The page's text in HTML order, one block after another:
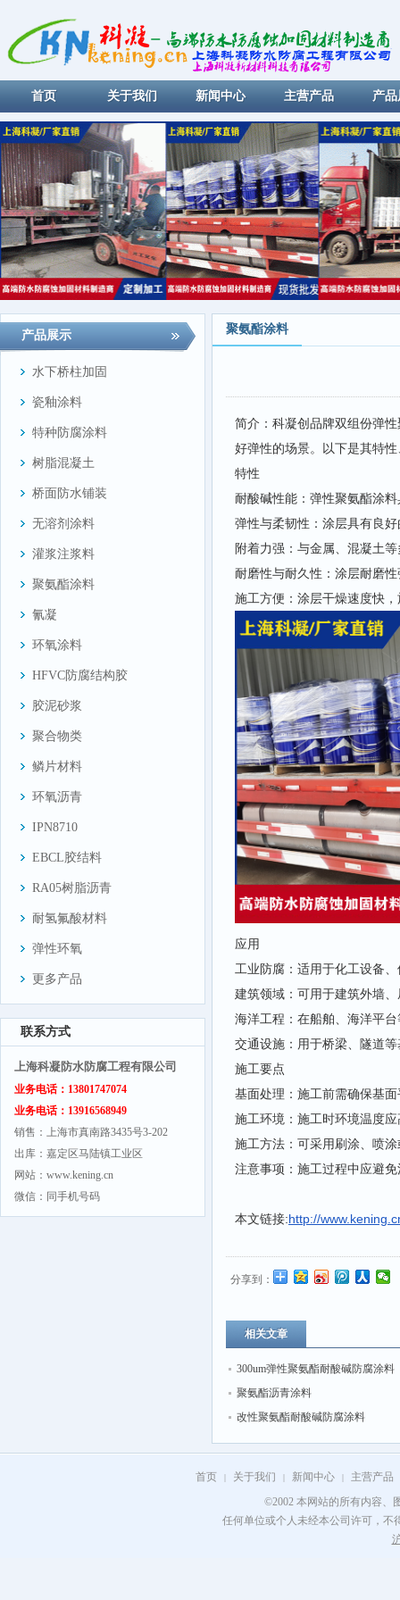
首页 关于我们 新闻中心 主营产品 产品
产品展示
水下桥柱加固
瓷釉涂料
特种防腐涂料
树脂混凝土
桥面防水铺装
无溶剂涂料
灌浆注浆料
聚氨酯涂料
氰凝
环氧涂料
HFVC防腐结构胶
胶泥砂浆
聚合物类
鳞片材料
环氧沥青
IPN8710
EBCL胶结料
RA05树脂沥青
耐氢氟酸材料
弹性环氧
更多产品
联系方式
上海科凝防水防腐工程有限公司
业务电话：13801747074
业务电话：13916568949
销售：上海市真南路3435号3-202
出库：嘉定区马陆镇工业区
网站：www.kening.cn
微信：同手机号码
聚氨酯涂料
简介：科凝创品牌双组份弹
好弹性的场景。以下是其特
特性
耐酸碱性能：弹性聚氨酯涂
弹性与柔韧性：涂层具有良
附着力强：与金属、混凝土
耐磨性与耐久性：涂层耐磨
施工方便：涂层干燥速度快
应用
工业防腐：适用于化工设备
建筑领域：可用于建筑外墙
海洋工程：在船舶、海洋平
交通设施：用于桥梁、隧道
施工要点
基面处理：施工前需确保基
施工环境：施工时环境温度
施工方法：可采用刷涂、喷
注意事项：施工过程中应避
本文链接:http://
分享到：
相关文章
300um弹性聚氨酯耐酸碱防腐涂料
聚氨酯沥青涂料
改性聚氨酯耐酸碱防腐涂料
首页 | 关于我们 | 新闻中心 |
主营产品
©2002 本网站的所有内容、
任何单位或个人未经本公司许可，不